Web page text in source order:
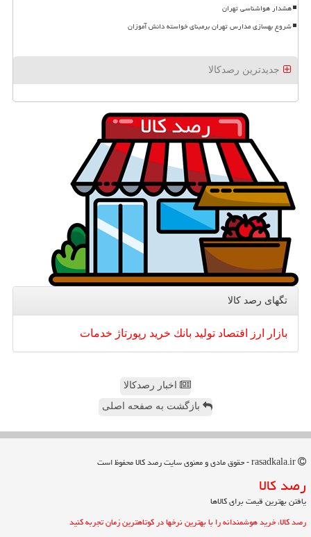
هشدار هواشناسی تهران
شروع بهسازی مدارس تهران برمبنای خواسته دانش آموزان
جدیدترین رصدکالا
تگهای رصد كالا
بازار ارز اقتصاد تولید بانك خرید رپورتاژ خدمات
اخبار رصدکالا
بازگشت به صفحه اصلی
رصد كالا
یافتن بهترین قیمت برای کالاها
رصد کالا، خرید هوشمندانه را با بهترین نرخها در کوتاهترین زمان تجربه کنید